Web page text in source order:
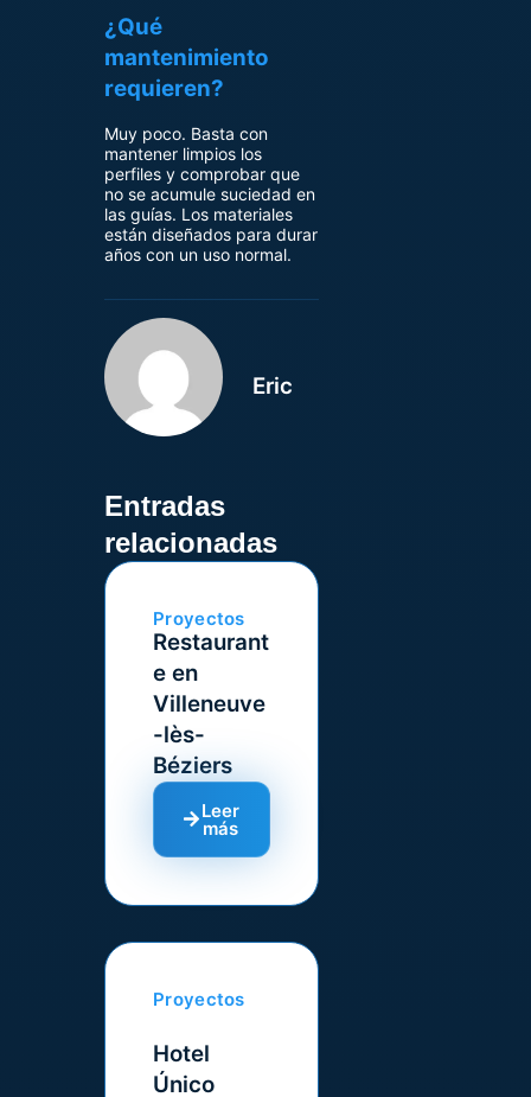
¿Qué
mantenimiento
requieren?
Muy poco. Basta con
mantener limpios los
perfiles y comprobar que
no se acumule suciedad en
las guías. Los materiales
están diseñados para durar
años con un uso normal.
Eric
Entradas
relacionadas
Proyectos
Restaurant
e en
Villeneuve
-lès-
Béziers
Leer
más
Proyectos
Hotel
Único